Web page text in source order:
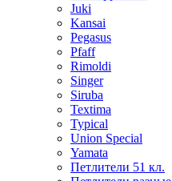
Juki
Kansai
Pegasus
Pfaff
Rimoldi
Singer
Siruba
Textima
Typical
Union Special
Yamata
Петлители 51 кл.